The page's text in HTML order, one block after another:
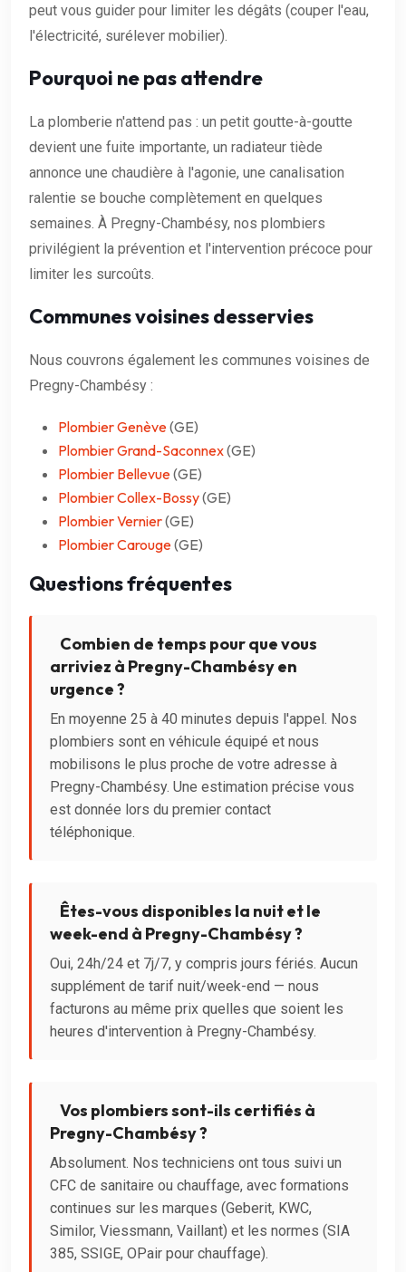
peut vous guider pour limiter les dégâts (couper l'eau,
l'électricité, surélever mobilier).
Pourquoi ne pas attendre
La plomberie n'attend pas : un petit goutte-à-goutte
devient une fuite importante, un radiateur tiède
annonce une chaudière à l'agonie, une canalisation
ralentie se bouche complètement en quelques
semaines. À Pregny-Chambésy, nos plombiers
privilégient la prévention et l'intervention précoce pour
limiter les surcoûts.
Communes voisines desservies
Nous couvrons également les communes voisines de
Pregny-Chambésy :
Plombier Genève(GE)
Plombier Grand-Saconnex(GE)
Plombier Bellevue(GE)
Plombier Collex-Bossy(GE)
Plombier Vernier(GE)
Plombier Carouge(GE)
Questions fréquentes
Combien de temps pour que vous
arriviez à Pregny-Chambésy en
urgence ?
En moyenne 25 à 40 minutes depuis l'appel. Nos
plombiers sont en véhicule équipé et nous
mobilisons le plus proche de votre adresse à
Pregny-Chambésy. Une estimation précise vous
est donnée lors du premier contact
téléphonique.
Êtes-vous disponibles la nuit et le
week-end à Pregny-Chambésy ?
Oui, 24h/24 et 7j/7, y compris jours fériés. Aucun
supplément de tarif nuit/week-end — nous
facturons au même prix quelles que soient les
heures d'intervention à Pregny-Chambésy.
Vos plombiers sont-ils certifiés à
Pregny-Chambésy ?
Absolument. Nos techniciens ont tous suivi un
CFC de sanitaire ou chauffage, avec formations
continues sur les marques (Geberit, KWC,
Similor, Viessmann, Vaillant) et les normes (SIA
385, SSIGE, OPair pour chauffage).